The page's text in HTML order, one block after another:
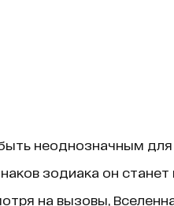
неоднозначным для
зодиака он
на вызовы,